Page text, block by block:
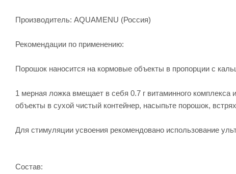
Производитель: AQUAMENU (Россия)
Рекомендации по применению:
Порошок наносится на кормовые объекты в пропорции с
1 мерная ложка вмещает в себя 0.7 г витаминного комплекса
объекты в сухой чистый контейнер, насыпьте порошок,
Для стимуляции усвоения рекомендовано использование
Состав: